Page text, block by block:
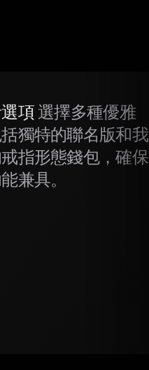
項選擇多種優雅
獨特的聯名版和我
指形態錢包，確保
兼具。